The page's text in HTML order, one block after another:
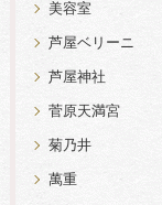
美容室
芦屋ベリーニ
芦屋神社
菅原天満宮
菊乃井
萬重